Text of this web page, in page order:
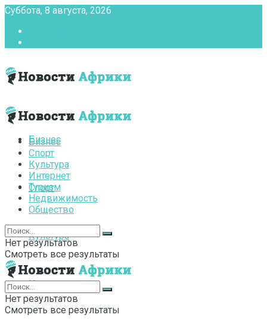
Суббота, 8 августа, 2026
Бизнес
Спорт
Культура
Интернет
Бизнес
Спорт
Культура
Интернет
Туризм
Недвижимость
Общество
Нет результатов
Смотреть все результаты
Нет результатов
Смотреть все результаты